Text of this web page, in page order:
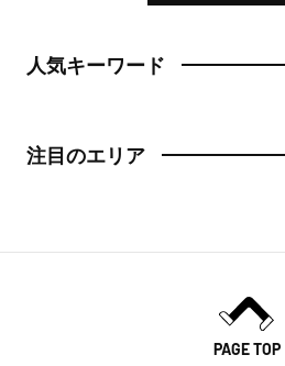
人気キーワード
注目のエリア
PAGE TOP